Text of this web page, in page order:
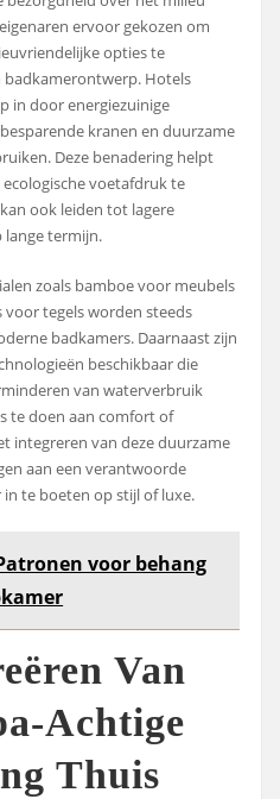
ervoor gekozen om
opties te
badkamerontwerp. Hotels
in door energiezuinige
kranen en duurzame
Deze benadering helpt
voetafdruk te
ook leiden tot lagere
lange termijn.
zoals bamboe voor meubels
voor tegels worden steeds
badkamers. Daarnaast zijn
beschikbaar die
van waterverbruik
te doen aan comfort of
integreren van deze duurzame
aan een verantwoorde
in te boeten op stijl of luxe.
voor behang
Van
Achtige
Thuis